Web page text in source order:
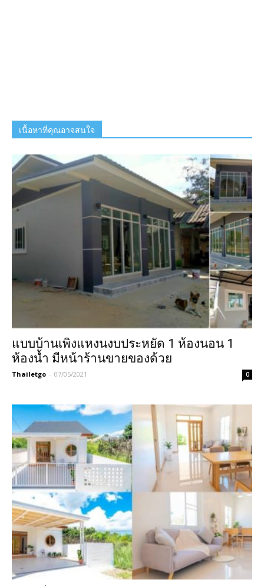
เนื้อหาที่คุณอาจสนใจ
แบบบ้านเพิงแหงนงบประหยัด 1 ห้องนอน 1
ห้องน้ำ มีหน้าร้านขายของด้วย
Thailetgo - 07/05/2021 0